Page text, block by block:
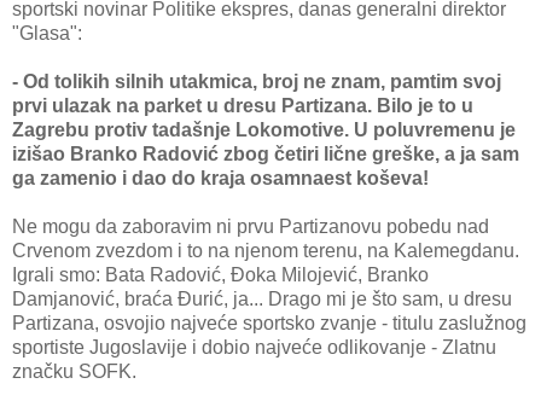
sportski novinar Politike ekspres, danas generalni direktor
"Glasa":
- Od tolikih silnih utakmica, broj ne znam, pamtim svoj
prvi ulazak na parket u dresu Partizana. Bilo je to u
Zagrebu protiv tadašnje Lokomotive. U poluvremenu je
izišao Branko Radović zbog četiri lične greške, a ja sam
ga zamenio i dao do kraja osamnaest koševa!
Ne mogu da zaboravim ni prvu Partizanovu pobedu nad
Crvenom zvezdom i to na njenom terenu, na Kalemegdanu.
Igrali smo: Bata Radović, Đoka Milojević, Branko
Damjanović, braća Đurić, ja... Drago mi je što sam, u dresu
Partizana, osvojio najveće sportsko zvanje - titulu zaslužnog
sportiste Jugoslavije i dobio najveće odlikovanje - Zlatnu
značku SOFK.